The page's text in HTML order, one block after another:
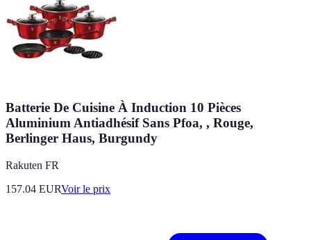
Batterie De Cuisine À Induction 10 Pièces
Aluminium Antiadhésif Sans Pfoa, , Rouge,
Berlinger Haus, Burgundy
Rakuten FR
157.04 EURVoir le prix